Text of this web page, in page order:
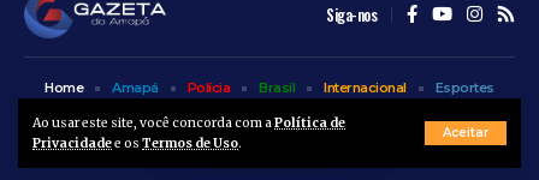
Ao usar este site, você concorda com aPolítica de
Privacidadee os Termos de Uso.
Aceitar
Siga-nos
© A Gazeta do Amapá - 2025. Todos os direitos reservados.
Home Amapá Polícia Brasil Internacional
Esportes
Bem Estar
Entretenimento